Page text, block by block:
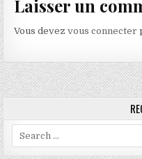
Laisser un
Vous devezvous connecter
Search for: